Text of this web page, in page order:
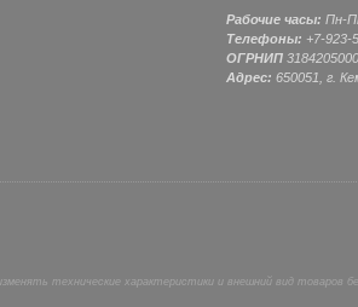
Рабочие часы: Пн-
Телефоны: +7-923-
ОГРНИП
Адрес: 650051, г.
технические характеристики и внешний вид товаров